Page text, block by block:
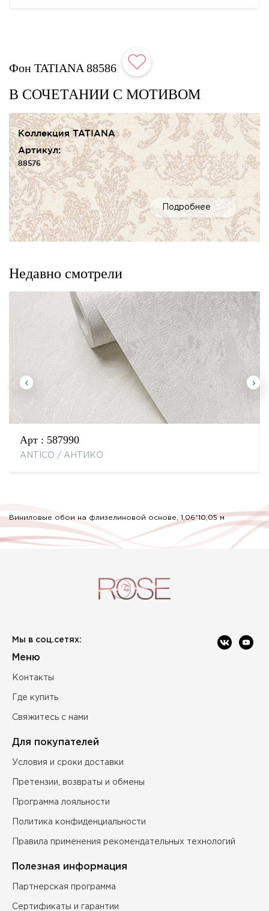
Фон TATIANA 88586
В СОЧЕТАНИИ С МОТИВОМ
Коллекция TATIANA
Артикул:
88576
Подробнее
Недавно смотрели
Арт : 587990
ANTICO / АНТИКО
Виниловые обои на флизелиновой основе, 1,06*10,05 м
Мы в соц.сетях:
Меню
Контакты
Где купить
Свяжитесь с нами
Для покупателей
Условия и сроки доставки
Претензии, возвраты и обмены
Программа лояльности
Политика конфиденциальности
Правила применения рекомендательных технологий
Полезная информация
Партнерская программа
Сертификаты и гарантии